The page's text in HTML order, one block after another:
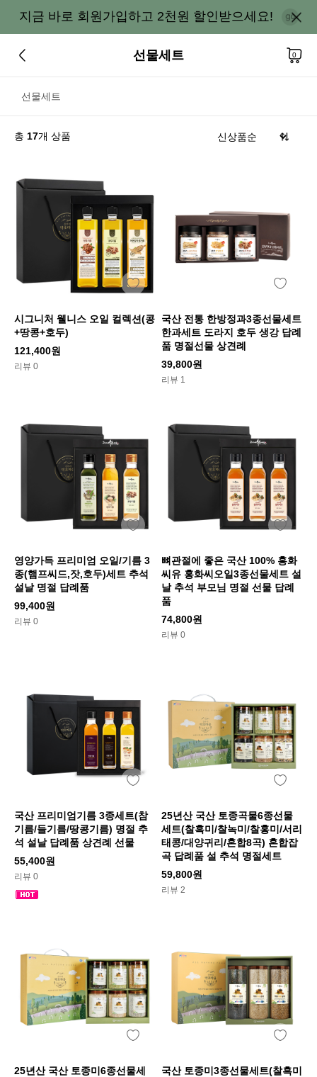
지금 바로 회원가입하고 2천원 할인받으세요!
선물세트 0
선물세트
총 17개 상품
시그니처 웰니스 오일 컬렉션(콩
+땅콩+호두)
121,400원
리뷰 0
국산 전통 한방정과3종선물세트
한과세트 도라지 호두 생강 답례
품 명절선물 상견례
39,800원
리뷰 1
영양가득 프리미엄 오일/기름 3
종(햄프씨드,잣,호두)세트 추석
설날 명절 답례품
99,400원
리뷰 0
뼈관절에 좋은 국산 100% 홍화
씨유 홍화씨오일3종선물세트 설
날 추석 부모님 명절 선물 답례
품
74,800원
리뷰 0
국산 프리미엄기름 3종세트(참
기름/들기름/땅콩기름) 명절 추
석 설날 답례품 상견례 선물
55,400원
리뷰 0
25년산 국산 토종곡물6종선물
세트(찰흑미/찰녹미/찰홍미/서리
태콩/대양귀리/혼합8곡) 혼합잡
곡 답례품 설 추석 명절세트
59,800원
리뷰 2
25년산 국산 토종미6종선물세
국산 토종미3종선물세트(찰흑미